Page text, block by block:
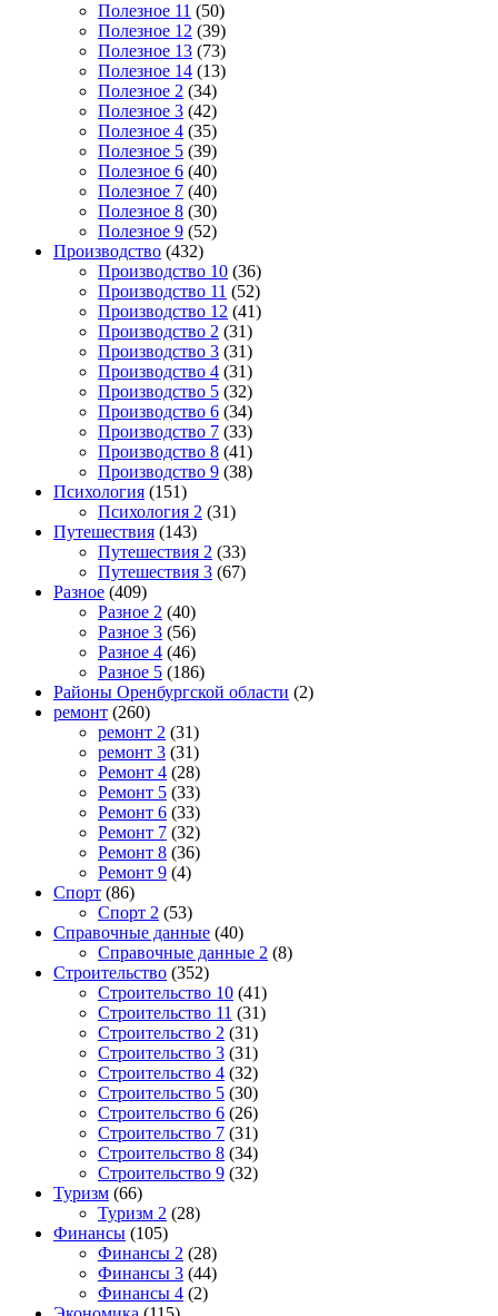
Полезное 11 (50)
Полезное 12 (39)
Полезное 13 (73)
Полезное 14 (13)
Полезное 2 (34)
Полезное 3 (42)
Полезное 4 (35)
Полезное 5 (39)
Полезное 6 (40)
Полезное 7 (40)
Полезное 8 (30)
Полезное 9 (52)
Производство (432)
Производство 10 (36)
Производство 11 (52)
Производство 12 (41)
Производство 2 (31)
Производство 3 (31)
Производство 4 (31)
Производство 5 (32)
Производство 6 (34)
Производство 7 (33)
Производство 8 (41)
Производство 9 (38)
Психология (151)
Психология 2 (31)
Путешествия (143)
Путешествия 2 (33)
Путешествия 3 (67)
Разное (409)
Разное 2 (40)
Разное 3 (56)
Разное 4 (46)
Разное 5 (186)
Районы Оренбургской области (2)
ремонт (260)
ремонт 2 (31)
ремонт 3 (31)
Ремонт 4 (28)
Ремонт 5 (33)
Ремонт 6 (33)
Ремонт 7 (32)
Ремонт 8 (36)
Ремонт 9 (4)
Спорт (86)
Спорт 2 (53)
Справочные данные (40)
Справочные данные 2 (8)
Строительство (352)
Строительство 10 (41)
Строительство 11 (31)
Строительство 2 (31)
Строительство 3 (31)
Строительство 4 (32)
Строительство 5 (30)
Строительство 6 (26)
Строительство 7 (31)
Строительство 8 (34)
Строительство 9 (32)
Туризм (66)
Туризм 2 (28)
Финансы (105)
Финансы 2 (28)
Финансы 3 (44)
Финансы 4 (2)